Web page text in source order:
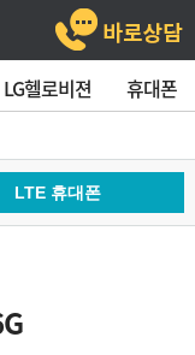
LG헬로비젼 휴대폰
LTE 휴대폰